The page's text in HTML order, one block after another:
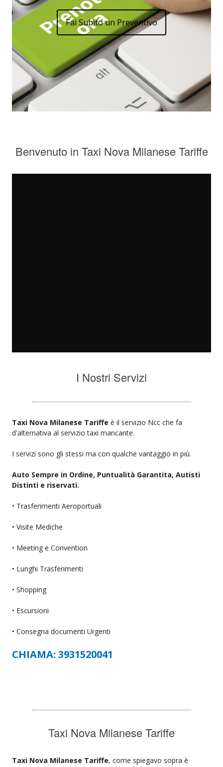
Fai Subito un Preventivo
Benvenuto in Taxi Nova Milanese Tariffe
I Nostri Servizi
Taxi Nova Milanese Tariffe è il servizio Ncc che fa
d'alternativa al servizio taxi mancante.
I servizi sono gli stessi ma con qualche vantaggio in più.
Auto Sempre in Ordine, Puntualità Garantita, Autisti
Distinti e riservati.
• Trasferimenti Aeroportuali
• Visite Mediche
• Meeting e Convention
• Lunghi Trasferimenti
• Shopping
• Escursioni
• Consegna documenti Urgenti
CHIAMA: 3931520041
Taxi Nova Milanese Tariffe
Taxi Nova Milanese Tariffe, come spiegavo sopra è